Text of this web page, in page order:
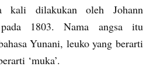
kali dilakukan oleh Johann
1803. Nama angsa itu
Yunani, leuko yang berarti
‘muka’.